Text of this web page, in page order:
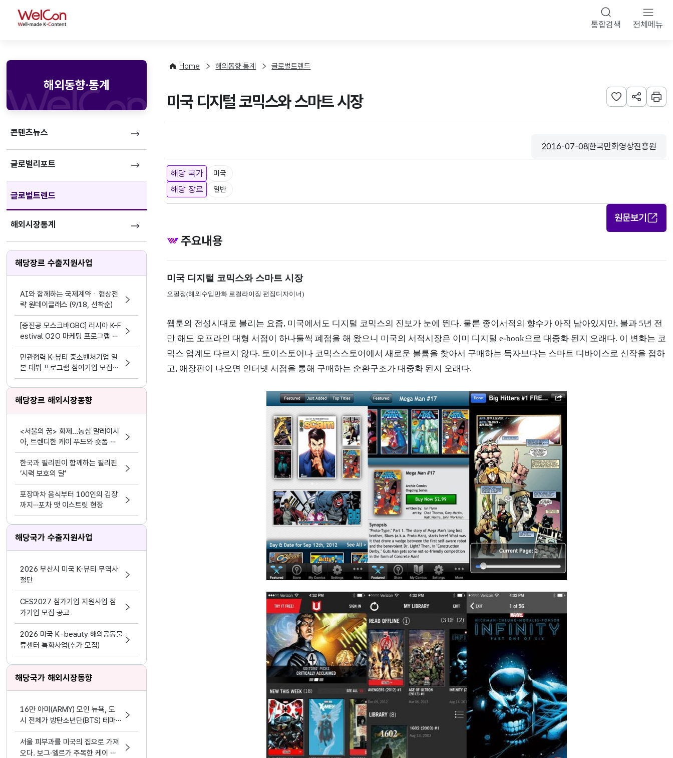
WelCon 통합검색 전체메뉴
해외동향·통계
콘텐츠뉴스
글로벌리포트
글로벌트렌드
해외시장통계
해당장르 수출지원사업
AI와 함께하는 국제계약ㆍ협상전
략 원데이클래스 (9/18, 선착순)
[중진공 모스크바GBC] 러시아 K-F
estival O2O 마케팅 프로그램 참
여기업 모집 공고(~8.19)
민관협력 K-뷰티 중소벤처기업 일
본 데뷔 프로그램 참여기업 모집공
고
해당장르 해외시장동향
<서울의 꿈> 화제...농심 말레이시
아, 트렌디한 케이 푸드와 숏폼 마
케팅 결합
한국과 필리핀이 함께하는 필리핀
‘시력 보호의 달’
포장마차 음식부터 100인의 김장
까지…포차 앳 이스트릿 현장
해당국가 수출지원사업
2026 부산시 미국 K-뷰티 무역사
절단
CES2027 참가기업 지원사업 참
가기업 모집 공고
2026 미국 K-beauty 해외공동물
류센터 특화사업(추가 모집)
해당국가 해외시장동향
16만 아미(ARMY) 모인 뉴욕, 도
시 전체가 방탄소년단(BTS) 테마
파크가 됐다.
서울 피부과를 미국의 집으로 가져
오다. 보그·엘르가 주목한 케이 뷰
Home 해외동향·통계 글로벌트렌드
미국 디지털 코믹스와 스마트 시장 관심사 등록하기
URL 공유하
인쇄
등록일
2016-07-08
수집기관
한국만화영상진흥원
해당 국가 미국
해당 장르 일반
원문보기
주요내용
미국 디지털 코믹스와 스마트 시장
오필정(해외수입만화 로컬라이징 편집디자이너)
웹툰의 전성시대로 불리는 요즘, 미국에서도 디지털 코믹스의 진보가 눈에 띈다. 물론 종이서적의 향수가 아직 남아있지만, 불과 5년 전
만 해도 오프라인 대형 서점이 하나둘씩 폐점을 해 왔으니 미국의 서적시장은 이미 디지털 e-book으로 대중화 된지 오래다. 이 변화는 코
믹스 업계도 다르지 않다. 토이스토어나 코믹스스토어에서 새로운 볼륨을 찾아서 구매하는 독자보다는 스마트 디바이스로 신작을 접하
고, 애장판이 나오면 인터넷 서점을 통해 구매하는 순환구조가 대중화 된지 오래다.